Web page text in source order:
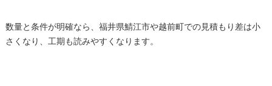
数量と条件が明確なら、福井県鯖江市や越前町での見積もり差は小
さくなり、工期も読みやすくなります。